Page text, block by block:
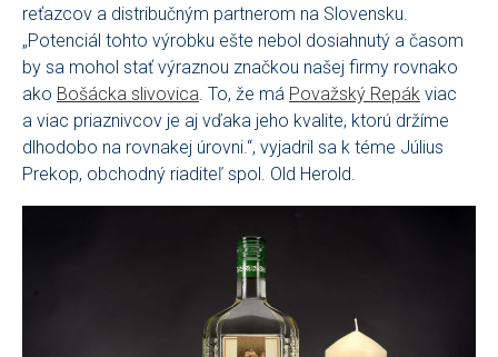
reťazcov a distribučným partnerom na Slovensku.
„Potenciál tohto výrobku ešte nebol dosiahnutý a časom
by sa mohol stať výraznou značkou našej firmy rovnako
ako Bošácka slivovica. To, že má Považský Repák viac
a viac priaznivcov je aj vďaka jeho kvalite, ktorú držíme
dlhodobo na rovnakej úrovni.“, vyjadril sa k téme Július
Prekop, obchodný riaditeľ spol. Old Herold.